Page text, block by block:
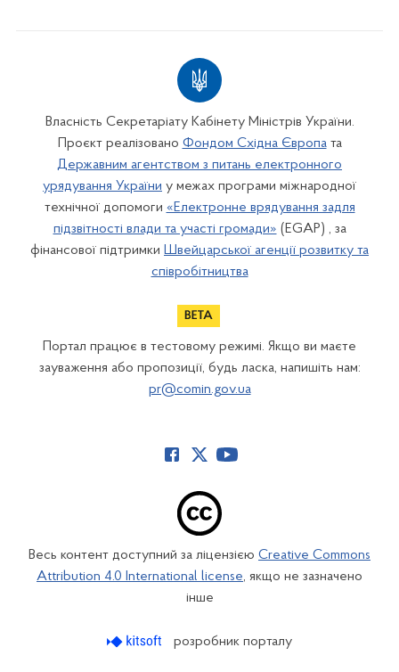
Власність Секретаріату Кабінету Міністрів України.
Проєкт реалізовано Фондом Східна Європата
Державним агентством з питань електронного
урядування України у межах програми міжнародної
технічної допомоги «Електронне врядування задля
підзвітності влади та участі громади» (EGAP) , за
фінансової підтримки Швейцарської агенції розвитку та
співробітництва
Портал працює в тестовому режимі. Якщо ви маєте
зауваження або пропозиції, будь ласка, напишіть нам:
pr@comin.gov.ua
Весь контент доступний за ліцензією Creative Commons
Attribution 4.0 International license, якщо не зазначено
інше
розробник порталу